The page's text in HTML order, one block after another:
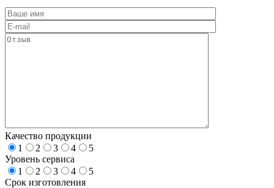
Качество продукции
1
2 3 4
5
Уровень сервиса
1
2 3 4
5
Срок изготовления